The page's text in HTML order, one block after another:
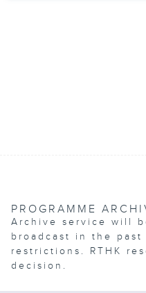
PROGRAMME
Archive service will
broadcast in the
restrictions. RTHK
decision.